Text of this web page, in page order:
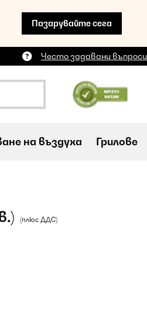
Пазарувайте сега
Често задавани въпроси
на въздуха Грилове
(плюс ДДС)